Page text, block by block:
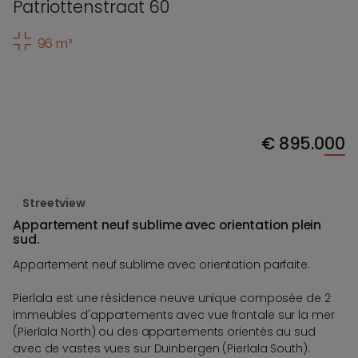
Patriottenstraat 60
96 m²
€895.000
Streetview
Appartement neuf sublime avec orientation plein
sud.
Appartement neuf sublime avec orientation parfaite.
Pierlala est une résidence neuve unique composée de 2
immeubles d'appartements avec vue frontale sur la mer
(Pierlala North) ou des appartements orientés au sud
avec de vastes vues sur Duinbergen (Pierlala South).